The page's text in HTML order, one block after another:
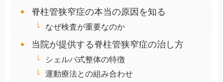
脊柱管狭窄症の本当の原因を知る
なぜ検査が重要なのか
当院が提供する脊柱管狭窄症の治し方
シェルパ式整体の特徴
運動療法との組み合わせ